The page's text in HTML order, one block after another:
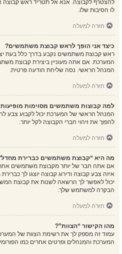
להצטרף לקבוצה. אנא אל תטריד ראש קבוצה
לו הסיבות שלו.
חזרה למעלה
כיצד אני הופך לראש קבוצת משתמשים?
ראש קבוצת משתמשים נקבע בדרך כלל בעת
המערכת. אם אתה מעוניין ביצירת קבוצת
המנהל הראשי. נסה שליחת הודעה פרטית.
חזרה למעלה
למה קבוצות משתמשים מסוימות מופיעות
המנהל הראשי של המערכת יכול לקבוע צבע
להפוך את זיהוי חברי הקבוצה לקל יותר.
חזרה למעלה
מה היא “קבוצת משתמשים כברירת
אם אתה חבר של יותר מקבוצת משתמשים
איזה צבע קבוצה ודירוג קבוצה יוצגו לך
יכול לאפשר לך הרשאה לשנות את קבוצת
הבקרה למשתמש שלך.
חזרה למעלה
מהו הקישור “הצוות”?
עמוד זה מספק לך את רשימת הצוות של
המערכת והמנהלים ופרטים אחרים כמו